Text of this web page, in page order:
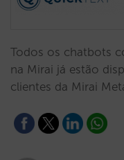
Todos os chatbots
na Mirai já estão
clientes da Mirai